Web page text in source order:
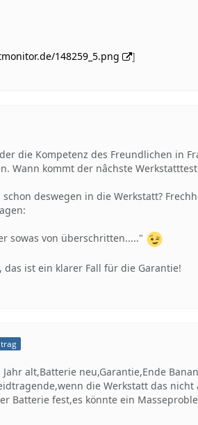
148259_5.png ]
die Kompetenz des Freundlichen in
Wann kommt der nâchste
deswegen in die Werkstatt?
sowas von überschritten....."
ist ein klarer Fall für die Garantie!
alt,Batterie neu,Garantie,Ende
die Werkstatt das nicht
Batterie fest,es könnte ein